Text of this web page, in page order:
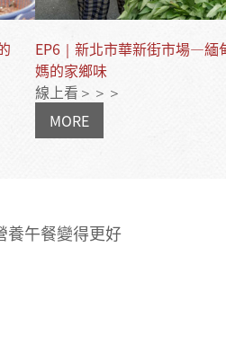
EP6｜新北市華新街市場—緬
媽的家鄉味
線上看＞＞＞
MORE
養午餐變得更好